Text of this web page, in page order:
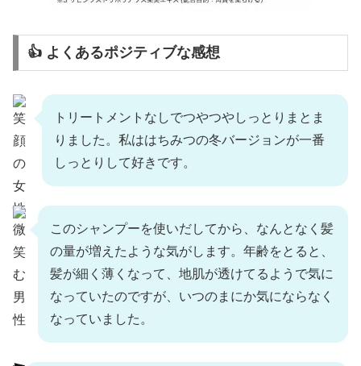
👍 よくあるポジティブな感想
トリートメントなしでつやつやしっとりまとま
りました。私ははちみつの冬バージョンが一番
しっとりして好きです。
このシャンプーを使いだしてから、なんとなく髪
の量が増えたような気がします。年齢をとると、
髪が細く薄くなって、地肌が透けてるようで気に
なっていたのですが、いつのまにか気にならなく
なっていました。